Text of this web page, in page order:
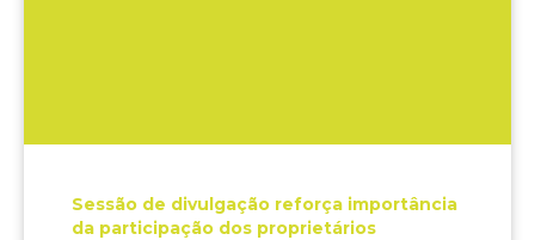
Sessão de divulgação reforça importância
da participação dos proprietários